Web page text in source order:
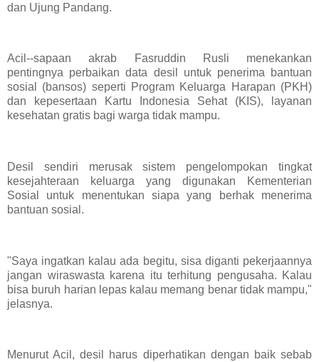
dan Ujung Pandang.
Acil--sapaan akrab Fasruddin Rusli menekankan
pentingnya perbaikan data desil untuk penerima bantuan
sosial (bansos) seperti Program Keluarga Harapan (PKH)
dan kepesertaan Kartu Indonesia Sehat (KIS), layanan
kesehatan gratis bagi warga tidak mampu.
Desil sendiri merusak sistem pengelompokan tingkat
kesejahteraan keluarga yang digunakan Kementerian
Sosial untuk menentukan siapa yang berhak menerima
bantuan sosial.
"Saya ingatkan kalau ada begitu, sisa diganti pekerjaannya
jangan wiraswasta karena itu terhitung pengusaha. Kalau
bisa buruh harian lepas kalau memang benar tidak mampu,"
jelasnya.
Menurut Acil, desil harus diperhatikan dengan baik sebab